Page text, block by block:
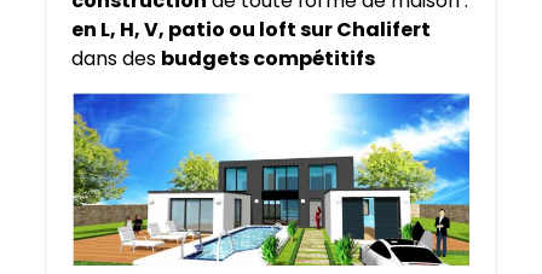
en L, H, V, patio ou loft sur Chalifert
dans des budgets compétitifs